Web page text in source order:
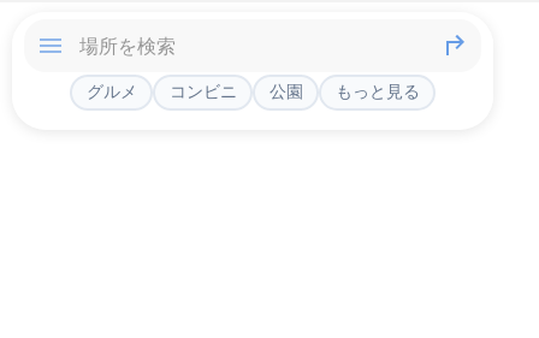
グルメ コンビニ 公園 もっと見る